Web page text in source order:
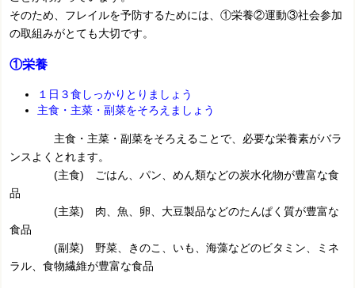
そのため、フレイルを予防するためには、①栄養②運動③社会参加
の取組みがとても大切です。
①栄養
１日３食しっかりとりましょう
主食・主菜・副菜をそろえましょう
主食・主菜・副菜をそろえることで、必要な栄養素がバラ
ンスよくとれます。
(主食) ごはん、パン、めん類などの炭水化物が豊富な食
品
(主菜) 肉、魚、卵、大豆製品などのたんぱく質が豊富な
食品
(副菜) 野菜、きのこ、いも、海藻などのビタミン、ミネ
ラル、食物繊維が豊富な食品